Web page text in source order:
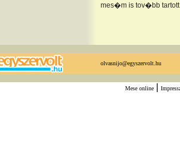
mes�m is tov�bb tartott
olvasnijo@egyszervolt.hu
Mese online|